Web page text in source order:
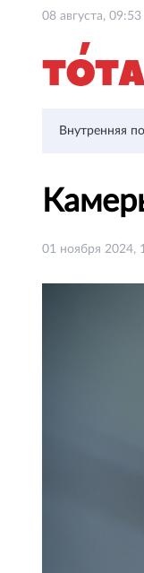
08 августа, 09:53
Внутренняя
01 ноября 2024,